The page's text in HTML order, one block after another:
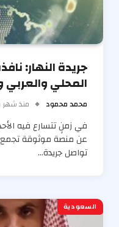
جريدة النهار:
المحلي والعربي
محمد محمود منذ شهر
في زمنٍ تتسارع فيه
عن منصة موثوقة تجمع
تواصل جريدة…
السعودية